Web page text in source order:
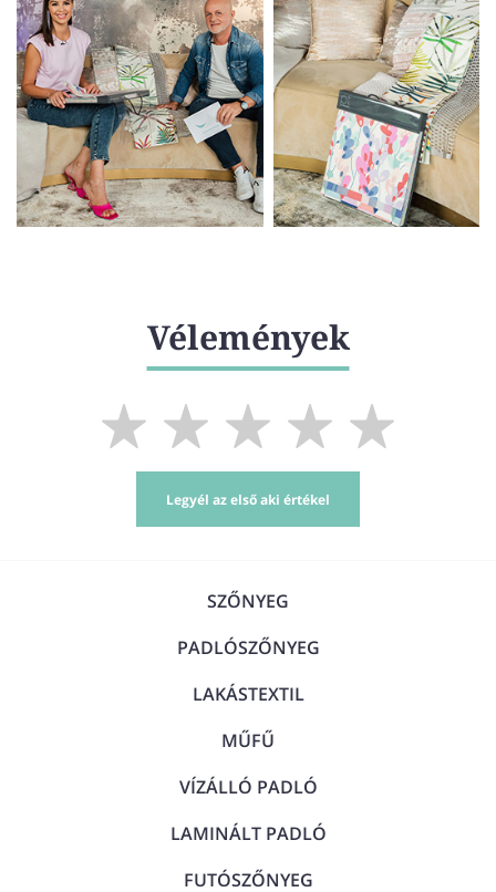
Vélemények
Legyél az első aki értékel
SZŐNYEG
PADLÓSZŐNYEG
LAKÁSTEXTIL
MŰFŰ
VÍZÁLLÓ PADLÓ
LAMINÁLT PADLÓ
FUTÓSZŐNYEG